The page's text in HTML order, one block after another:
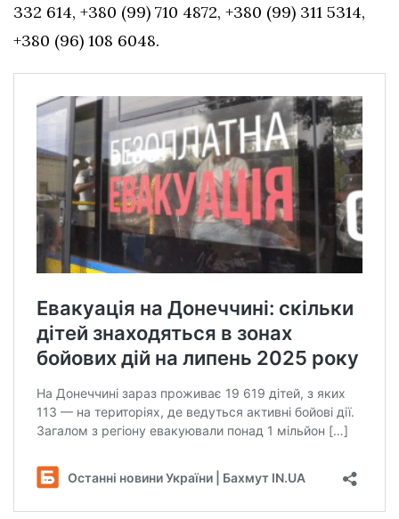
332 614, +380 (99) 710 4872, +380 (99) 311 5314,
+380 (96) 108 6048.